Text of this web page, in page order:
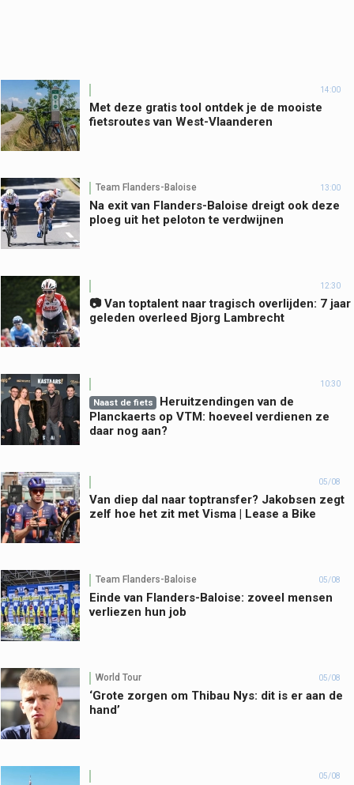
14:00
Met deze gratis tool ontdek je de mooiste
fietsroutes van West-Vlaanderen
Team Flanders-Baloise 13:00
Na exit van Flanders-Baloise dreigt ook deze
ploeg uit het peloton te verdwijnen
12:30
📷 Van toptalent naar tragisch overlijden: 7 jaar
geleden overleed Bjorg Lambrecht
10:30
Naast de fiets
Heruitzendingen van de
Planckaerts op VTM: hoeveel verdienen ze
daar nog aan?
05/08
Van diep dal naar toptransfer? Jakobsen zegt
zelf hoe het zit met Visma | Lease a Bike
Team Flanders-Baloise 05/08
Einde van Flanders-Baloise: zoveel mensen
verliezen hun job
World Tour 05/08
‘Grote zorgen om Thibau Nys: dit is er aan de
hand’
05/08